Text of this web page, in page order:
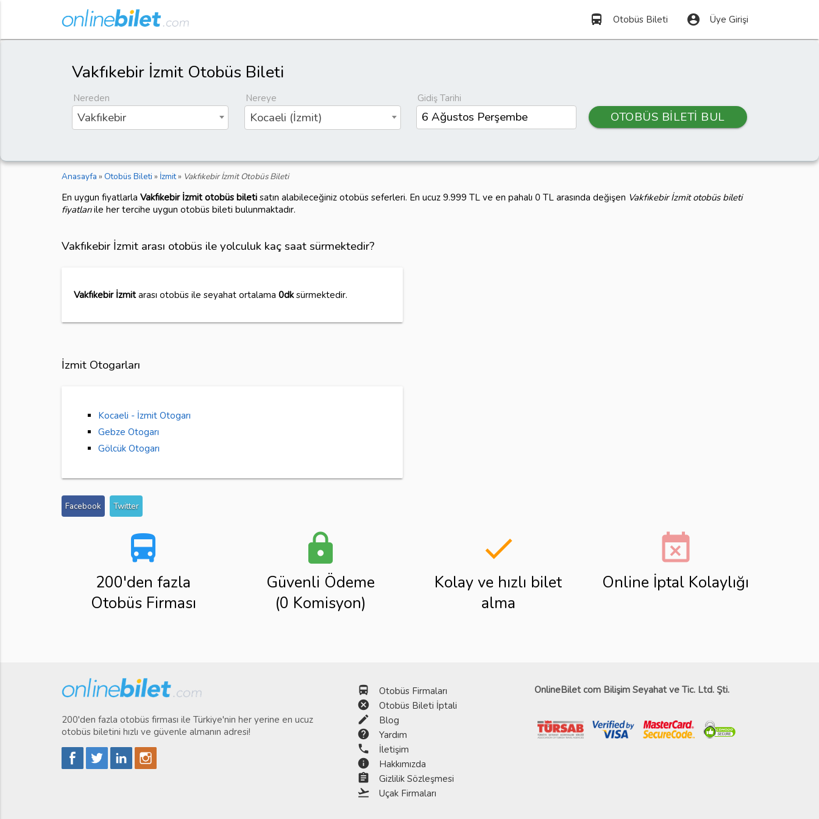
directions_bus Otobüs Bileti account_circle Üye Girişi
Vakfıkebir İzmit Otobüs Bileti
Nereden
Vakfıkebir
Nereye
Kocaeli (İzmit)
Gidiş Tarihi
OTOBÜS BİLETİ BUL
Anasayfa » Otobüs Bileti » İzmit» Vakfıkebir İzmit Otobüs Bileti
En uygun fiyatlarla Vakfıkebir İzmit otobüs biletisatın alabileceğiniz otobüs seferleri. En ucuz 9.999 TL ve en pahalı 0 TL arasında değişen Vakfıkebir İzmit otobüs bileti
fiyatlarıile her tercihe uygun otobüs bileti bulunmaktadır.
Vakfıkebir İzmit arası otobüs ile yolculuk kaç saat sürmektedir?
Vakfıkebir İzmitarası otobüs ile seyahat ortalama 0dksürmektedir.
İzmit Otogarları
Kocaeli - İzmit Otogarı
Gebze Otogarı
Gölcük Otogarı
Facebook Twitter
directions_bus
200'den fazla
Otobüs Firması
lock
Güvenli Ödeme
(0 Komisyon)
done
Kolay ve hızlı bilet
alma
event_busy
Online İptal Kolaylığı
200'den fazla otobüs firması ile Türkiye'nin her yerine en ucuz
otobüs biletini hızlı ve güvenle almanın adresi!
directions_bus Otobüs Firmaları
cancel Otobüs Bileti İptali
edit Blog
help Yardım
phone İletişim
info Hakkımızda
assignment Gizlilik Sözleşmesi
flight_takeoff Uçak Firmaları
OnlineBilet com Bilişim Seyahat ve Tic. Ltd. Şti.